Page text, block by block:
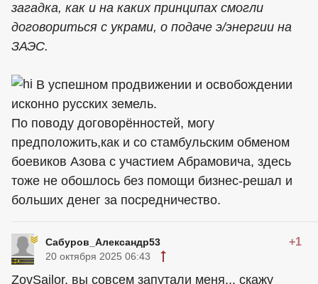
загадка, как и на каких принципах смогли
договориться с украми, о подаче э/энергии на
ЗАЭС.
В успешном продвижении и освобождении
исконно русских земель.
По поводу договорённостей, могу
предположить,как и со стамбульским обменом
боевиков Азова с участием Абрамовича, здесь
тоже не обошлось без помощи бизнес-решал и
больших денег за посредничество.
Сабуров_Александр53 +1
20 октября 2025 06:43
ZovSailor, вы совсем запутали меня... скажу